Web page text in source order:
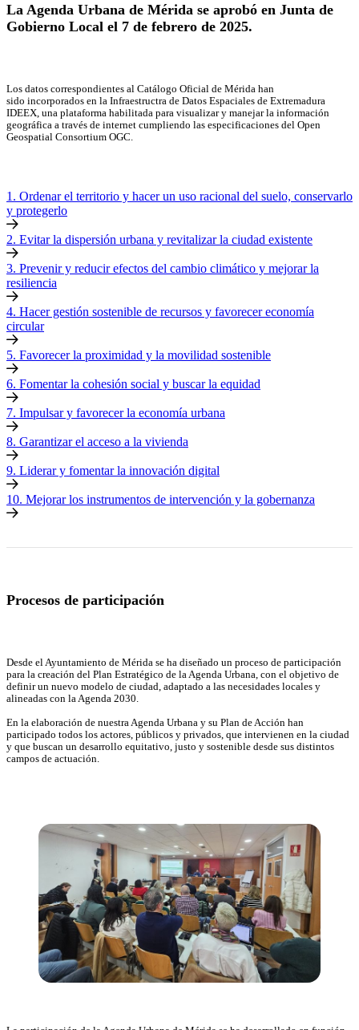
La Agenda Urbana de Mérida se aprobó en Junta de
Gobierno Local el 7 de febrero de 2025.
Los datos correspondientes al Catálogo Oficial de Mérida han
sido incorporados en la Infraestructra de Datos Espaciales de Extremadura
IDEEX, una plataforma habilitada para visualizar y manejar la información
geográfica a través de internet cumpliendo las especificaciones del Open
Geospatial Consortium OGC.
1. Ordenar el territorio y hacer un uso racional del suelo, conservarlo
y protegerlo
2. Evitar la dispersión urbana y revitalizar la ciudad existente
3. Prevenir y reducir efectos del cambio climático y mejorar la
resiliencia
4. Hacer gestión sostenible de recursos y favorecer economía
circular
5. Favorecer la proximidad y la movilidad sostenible
6. Fomentar la cohesión social y buscar la equidad
7. Impulsar y favorecer la economía urbana
8. Garantizar el acceso a la vivienda
9. Liderar y fomentar la innovación digital
10. Mejorar los instrumentos de intervención y la gobernanza
Procesos de participación
Desde el Ayuntamiento de Mérida se ha diseñado un proceso de participación
para la creación del Plan Estratégico de la Agenda Urbana, con el objetivo de
definir un nuevo modelo de ciudad, adaptado a las necesidades locales y
alineadas con la Agenda 2030.
En la elaboración de nuestra Agenda Urbana y su Plan de Acción han
participado todos los actores, públicos y privados, que intervienen en la ciudad
y que buscan un desarrollo equitativo, justo y sostenible desde sus distintos
campos de actuación.